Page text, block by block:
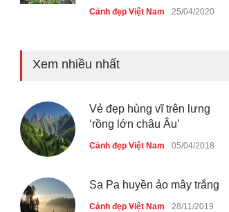
Cảnh đẹp Việt Nam 25/04/2020
du lịch quốc gia
Những món ăn đồng quê dân
dã ở Sài Gòn
Cảnh đẹp Việt Nam 25/04/2020
Xem nhiều nhất
Vẻ đẹp hùng vĩ trên lưng
‘rồng lớn châu Âu’
Cảnh đẹp Việt Nam 05/04/2018
Sa Pa huyền ảo mây trắng
Cảnh đẹp Việt Nam 28/11/2019